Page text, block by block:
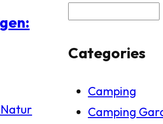
c
Categories
Camping
Camping